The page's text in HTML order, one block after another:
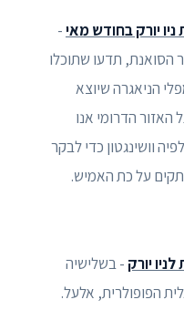
יורק בחודש מאי-
הסואנת, תדעו שתוכלו
הניאגרה שיוצא
הדרומי אנו
וושינגטון כדי לבקר
על כת האמיש.
יורק - בשלישיה
הפופולרית, אלעל.